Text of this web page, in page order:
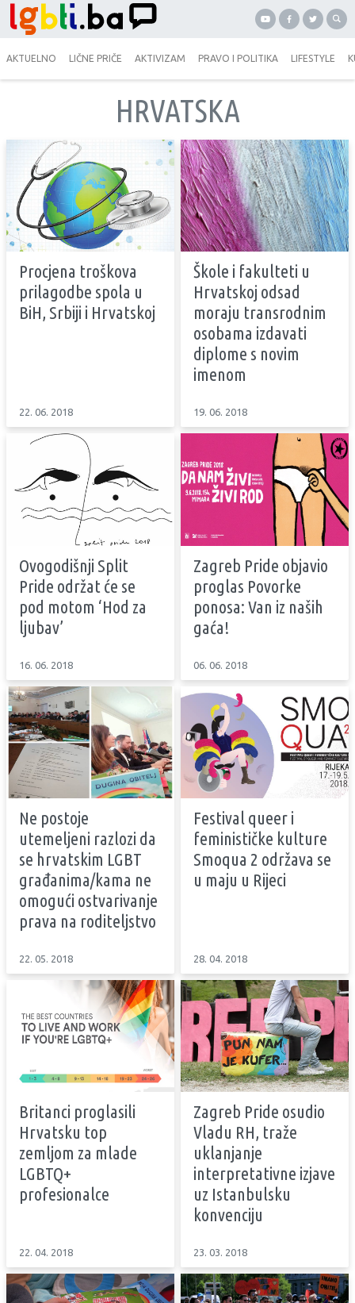
AKTUELNO LIČNE PRIČE AKTIVIZAM PRAVO I POLITIKA LIFESTYLE
HRVATSKA
Procjena troškova
prilagodbe spola u
BiH, Srbiji i Hrvatskoj
22. 06. 2018
Škole i fakulteti u
Hrvatskoj odsad
moraju transrodnim
osobama izdavati
diplome s novim
imenom
19. 06. 2018
Ovogodišnji Split
Pride održat će se
pod motom ‘Hod za
ljubav’
16. 06. 2018
Zagreb Pride objavio
proglas Povorke
ponosa: Van iz naših
gaća!
06. 06. 2018
Ne postoje
utemeljeni razlozi da
se hrvatskim LGBT
građanima/kama ne
omogući ostvarivanje
prava na roditeljstvo
22. 05. 2018
Festival queer i
feminističke kulture
Smoqua 2 održava se
u maju u Rijeci
28. 04. 2018
Britanci proglasili
Hrvatsku top
zemljom za mlade
LGBTQ+
profesionalce
22. 04. 2018
Zagreb Pride osudio
Vladu RH, traže
uklanjanje
interpretativne izjave
uz Istanbulsku
konvenciju
23. 03. 2018